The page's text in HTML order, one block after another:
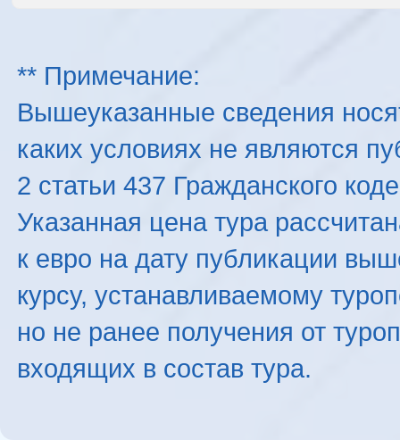
** Примечание:
Вышеуказанные сведения
каких условиях не являются
2 статьи 437 Гражданского
Указанная цена тура
к евро на дату публикации
курсу, устанавливаемому
но не ранее получения от
входящих в состав тура.